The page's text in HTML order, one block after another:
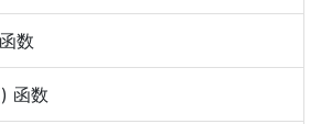
数
函数